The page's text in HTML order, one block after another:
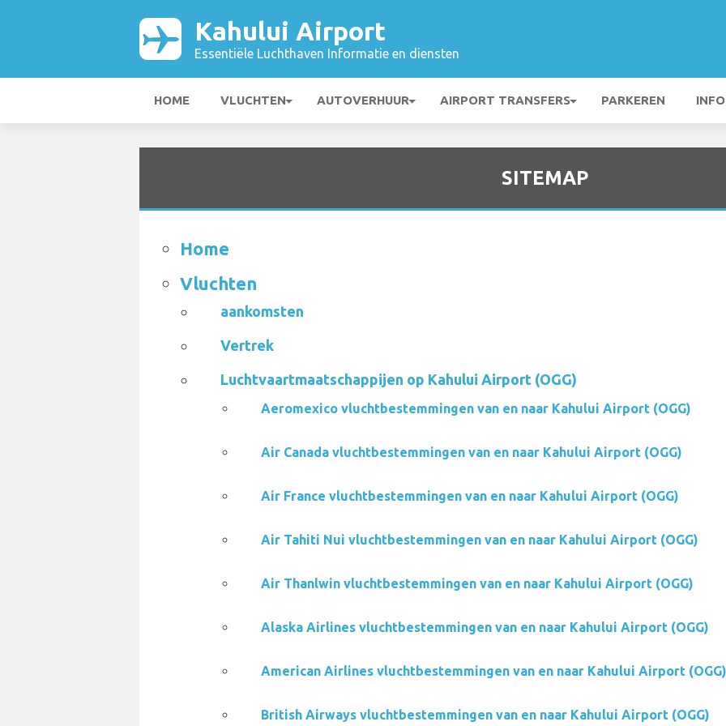
Kahului Airport
Essentiële Luchthaven Informatie en diensten
HOME VLUCHTEN AUTOVERHUUR AIRPORT TRANSFERS PARKEREN
SITEMAP
Home
Vluchten
aankomsten
Vertrek
Luchtvaartmaatschappijen op Kahului Airport (OGG)
Aeromexico vluchtbestemmingen van en naar Kahului Airport (OGG)
Air Canada vluchtbestemmingen van en naar Kahului Airport (OGG)
Air France vluchtbestemmingen van en naar Kahului Airport (OGG)
Air Tahiti Nui vluchtbestemmingen van en naar Kahului Airport (OGG)
Air Thanlwin vluchtbestemmingen van en naar Kahului Airport (OGG)
Alaska Airlines vluchtbestemmingen van en naar Kahului Airport (OGG)
American Airlines vluchtbestemmingen van en naar Kahului Airport (OGG)
British Airways vluchtbestemmingen van en naar Kahului Airport (OGG)